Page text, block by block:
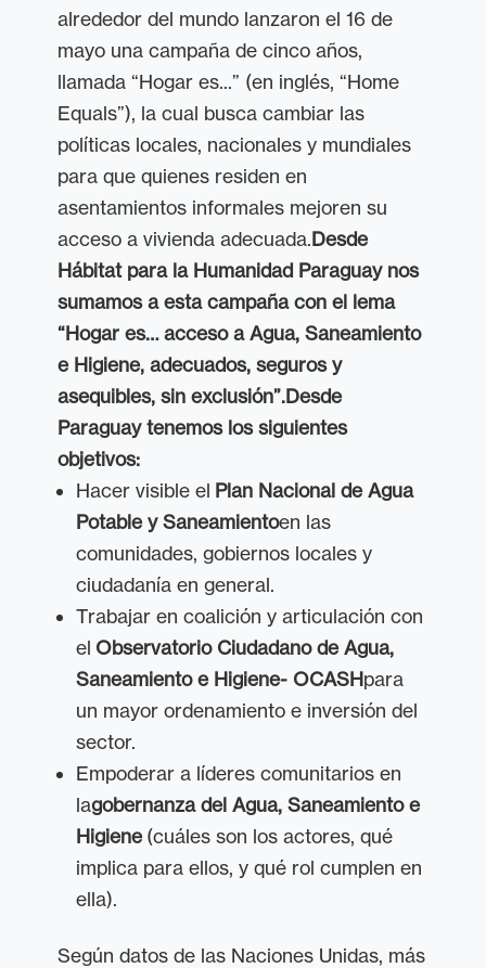
alrededor del mundo lanzaron el 16 de
mayo una campaña de cinco años,
llamada “Hogar es...” (en inglés, “Home
Equals”), la cual busca cambiar las
políticas locales, nacionales y mundiales
para que quienes residen en
asentamientos informales mejoren su
acceso a vivienda adecuada.Desde
Hábitat para la Humanidad Paraguay nos
sumamos a esta campaña con el lema
“Hogar es… acceso a Agua, Saneamiento
e Higiene, adecuados, seguros y
asequibles, sin exclusión”.Desde
Paraguay tenemos los siguientes
objetivos:
Hacer visible el Plan Nacional de Agua
Potable y Saneamientoen las
comunidades, gobiernos locales y
ciudadanía en general.
Trabajar en coalición y articulación con
el Observatorio Ciudadano de Agua,
Saneamiento e Higiene- OCASHpara
un mayor ordenamiento e inversión del
sector.
Empoderar a líderes comunitarios en
lagobernanza del Agua, Saneamiento e
Higiene(cuáles son los actores, qué
implica para ellos, y qué rol cumplen en
ella).
Según datos de las Naciones Unidas, más